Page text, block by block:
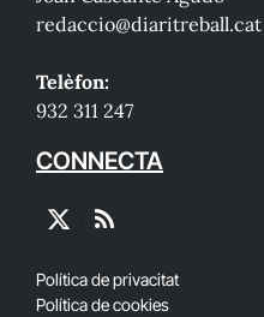
redaccio@diaritreball.cat
Telèfon:
932 311 247
CONNECTA
X
RSS
Política de privacitat
Política de cookies